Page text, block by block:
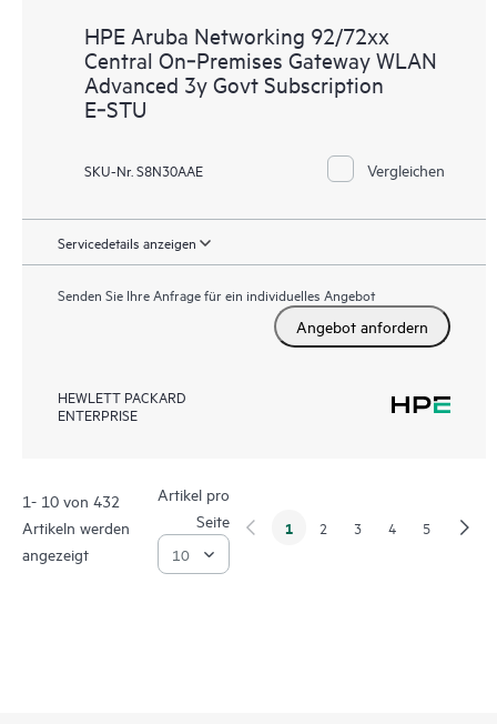
HPE Aruba Networking 92/72xx
Central On‑Premises Gateway WLAN
Advanced 3y Govt Subscription
E‑STU
SKU-Nr. S8N30AAE Vergleichen
Servicedetails anzeigen
Senden Sie Ihre Anfrage für ein individuelles Angebot
Angebot anfordern
HEWLETT PACKARD
ENTERPRISE
1- 10 von 432
Artikeln werden
angezeigt
Artikel pro
Seite
1 2 3 4 5